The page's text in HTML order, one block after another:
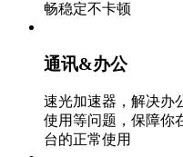
畅稳定不卡顿
通讯&办公
速光加速器，解决办
使用等问题，保障你
台的正常使用